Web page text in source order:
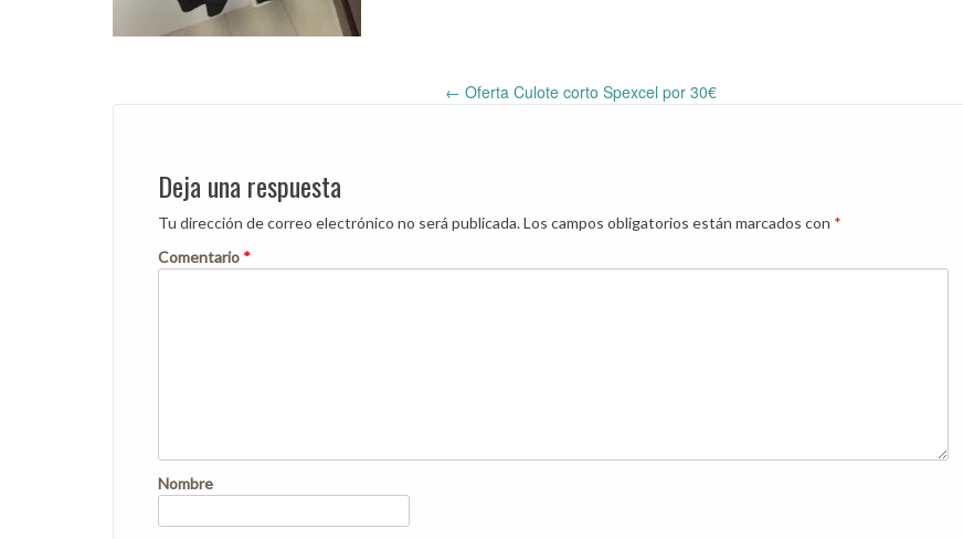
Post
navigation
← Oferta Culote corto Spexcel por 30€
Deja una respuesta
Tu dirección de correo electrónico no será publicada.Los campos obligatorios están marcados con *
Comentario *
Nombre